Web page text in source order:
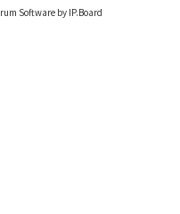
Software by IP.Board